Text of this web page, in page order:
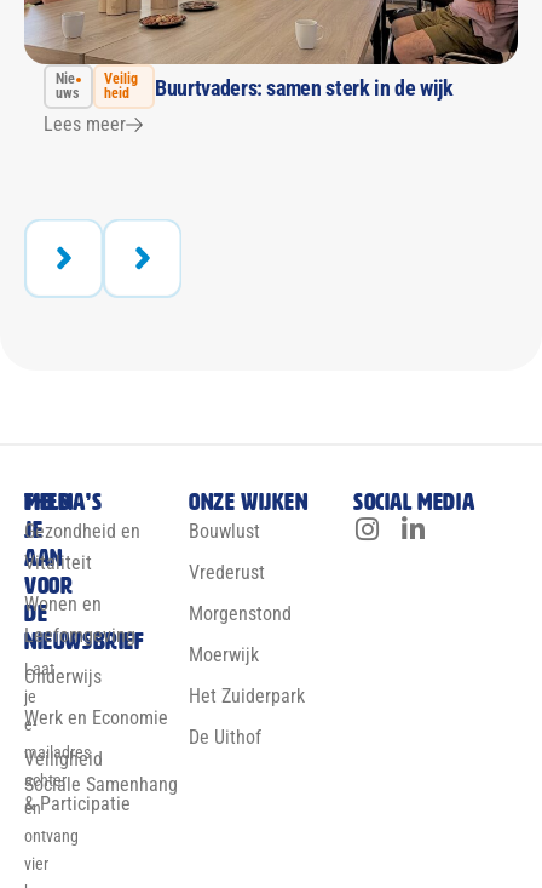
Nie
uws
Veilig
heid
Buurtvaders: samen sterk in de wijk
Lees meer
Meld
je
aan
voor
de
nieuwsbrief
Laat
je
e-
mailadres
achter
en
ontvang
vier
Thema’s
Gezondheid en
Vitaliteit
Wonen en
Leefomgeving
Onderwijs
Werk en Economie
Veiligheid
Sociale Samenhang
& Participatie
Onze wijken
Bouwlust
Vrederust
Morgenstond
Moerwijk
Het Zuiderpark
De Uithof
Social media